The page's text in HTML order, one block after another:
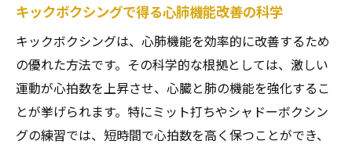
キックボクシングで得る心肺機能改善の科学
キックボクシングは、心肺機能を効率的に改善するため
の優れた方法です。その科学的な根拠としては、激しい
運動が心拍数を上昇させ、心臓と肺の機能を強化するこ
とが挙げられます。特にミット打ちやシャドーボクシン
グの練習では、短時間で心拍数を高く保つことができ、